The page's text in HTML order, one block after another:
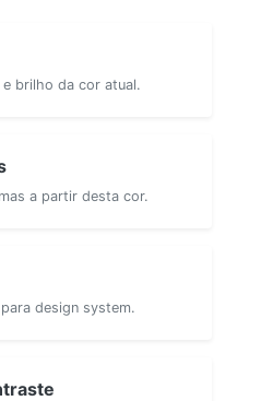
brilho da cor atual.
a partir desta cor.
design system.